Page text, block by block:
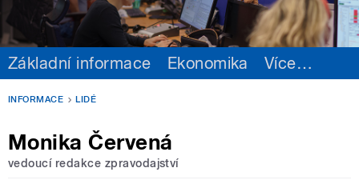
Základní informace Ekonomika Více…
INFORMACE LIDÉ
Monika Červená
vedoucí redakce zpravodajství